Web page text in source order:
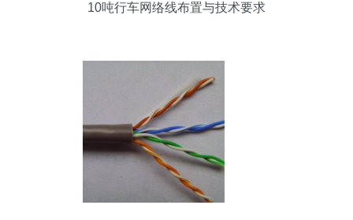
10吨行车网络线布置与技术要求